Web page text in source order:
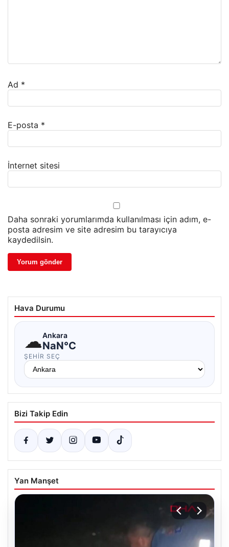
Ad *
E-posta *
İnternet sitesi
Daha sonraki yorumlarımda kullanılması için adım, e-
posta adresim ve site adresim bu tarayıcıya
kaydedilsin.
Hava Durumu
☁Ankara
NaN°C
ŞEHIR SEÇ
Bizi Takip Edin
Yan Manşet